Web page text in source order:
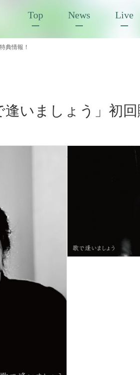
Top News Live
典情報！
いましょう」初回